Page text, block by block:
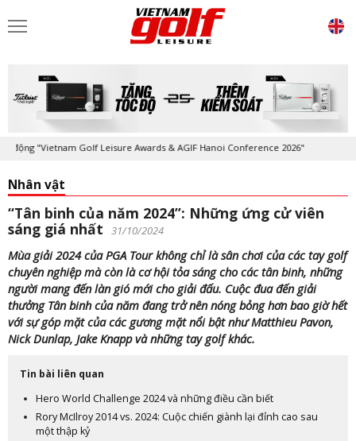
Golf Leisure Awards & AGIF Hanoi Conference 2026"
Nhân vật
“Tân binh của năm 2024”: Những ứng cử viên
sáng giá nhất
31/10/2024
Mùa giải 2024 của PGA Tour không chỉ là sân chơi của các tay golf
chuyên nghiệp mà còn là cơ hội tỏa sáng cho các tân binh, những
người mang đến làn gió mới cho giải đấu. Cuộc đua đến giải
thưởng Tân binh của năm đang trở nên nóng bỏng hơn bao giờ hết
với sự góp mặt của các gương mặt nổi bật như Matthieu Pavon,
Nick Dunlap, Jake Knapp và những tay golf khác.
Tin bài liên quan
Hero World Challenge 2024 và những điều cần biết
Rory McIlroy 2014 vs. 2024: Cuộc chiến giành lại đỉnh cao sau
một thập kỷ